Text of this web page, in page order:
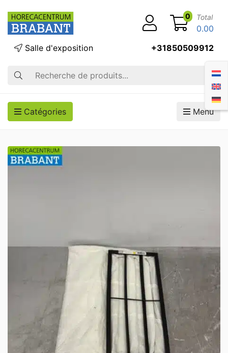
Recherche
Salle d'exposition +31850509912
0 Total
0.00
Catégories Menu